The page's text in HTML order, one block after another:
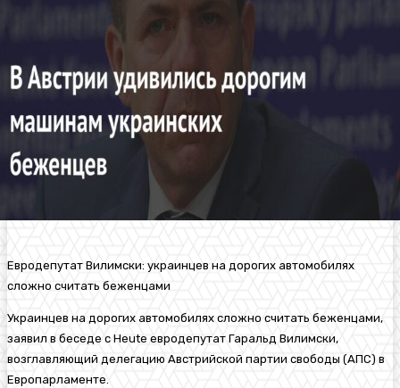
Евродепутат Вилимски: украинцев на дорогих автомобилях
сложно считать беженцами
Украинцев на дорогих автомобилях сложно считать беженцами,
заявил в беседе с Heute евродепутат Гаральд Вилимски,
возглавляющий делегацию Австрийской партии свободы (АПС) в
Европарламенте.